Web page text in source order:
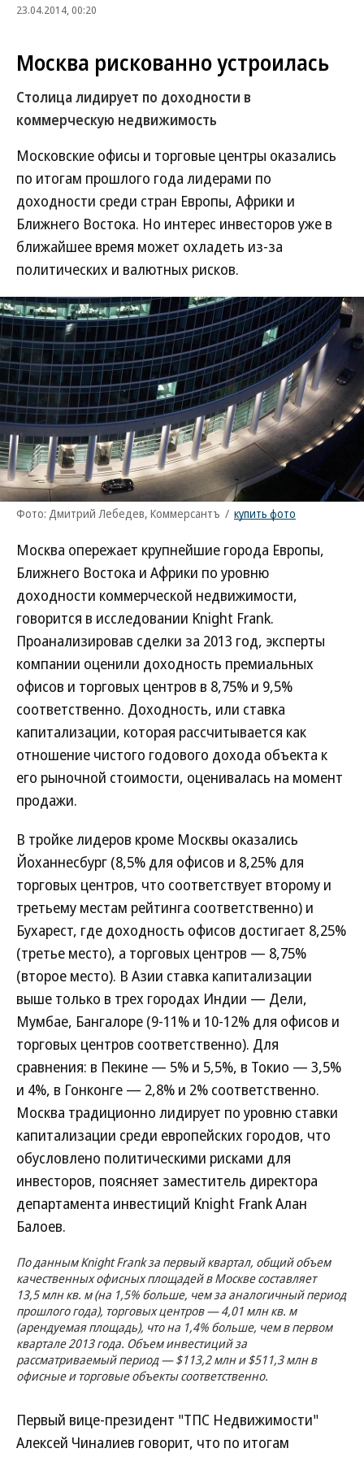
23.04.2014, 00:20
Москва рискованно устроилась
Столица лидирует по доходности в
коммерческую недвижимость
Московские офисы и торговые центры оказались
по итогам прошлого года лидерами по
доходности среди стран Европы, Африки и
Ближнего Востока. Но интерес инвесторов уже в
ближайшее время может охладеть из-за
политических и валютных рисков.
Фото: Дмитрий Лебедев, Коммерсантъ / купить фото
Москва опережает крупнейшие города Европы,
Ближнего Востока и Африки по уровню
доходности коммерческой недвижимости,
говорится в исследовании Knight Frank.
Проанализировав сделки за 2013 год, эксперты
компании оценили доходность премиальных
офисов и торговых центров в 8,75% и 9,5%
соответственно. Доходность, или ставка
капитализации, которая рассчитывается как
отношение чистого годового дохода объекта к
его рыночной стоимости, оценивалась на момент
продажи.
В тройке лидеров кроме Москвы оказались
Йоханнесбург (8,5% для офисов и 8,25% для
торговых центров, что соответствует второму и
третьему местам рейтинга соответственно) и
Бухарест, где доходность офисов достигает 8,25%
(третье место), а торговых центров — 8,75%
(второе место). В Азии ставка капитализации
выше только в трех городах Индии — Дели,
Мумбае, Бангалоре (9-11% и 10-12% для офисов и
торговых центров соответственно). Для
сравнения: в Пекине — 5% и 5,5%, в Токио — 3,5%
и 4%, в Гонконге — 2,8% и 2% соответственно.
Москва традиционно лидирует по уровню ставки
капитализации среди европейских городов, что
обусловлено политическими рисками для
инвесторов, поясняет заместитель директора
департамента инвестиций Knight Frank Алан
Балоев.
По данным Knight Frank за первый квартал, общий объем
качественных офисных площадей в Москве составляет
13,5 млн кв. м (на 1,5% больше, чем за аналогичный период
прошлого года), торговых центров — 4,01 млн кв. м
(арендуемая площадь), что на 1,4% больше, чем в первом
квартале 2013 года. Объем инвестиций за
рассматриваемый период — $113,2 млн и $511,3 млн в
офисные и торговые объекты соответственно.
Первый вице-президент "ТПС Недвижимости"
Алексей Чиналиев говорит, что по итогам